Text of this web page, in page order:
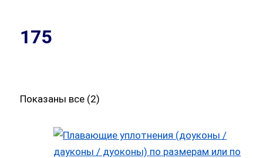
175
Показаны все (2)